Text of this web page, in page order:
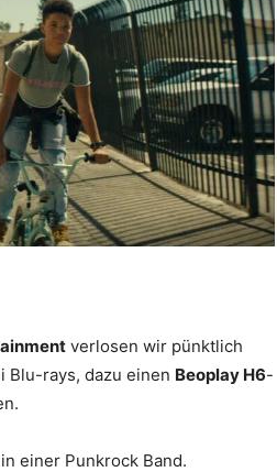
verlosen wir pünktlich
Blu-rays, dazu einen Beoplay H6-
einer Punkrock Band.